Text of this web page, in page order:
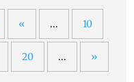
« ... 10
20 ... »